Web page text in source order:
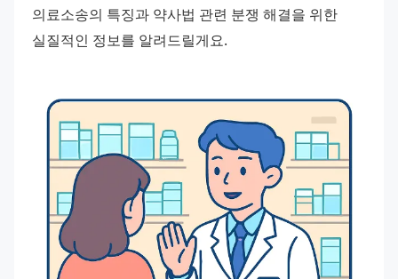
의료소송의 특징과 약사법 관련 분쟁 해결을 위한
실질적인 정보를 알려드릴게요.